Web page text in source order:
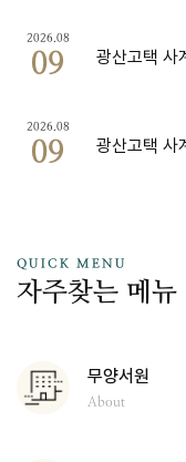
2026.08
09 광산고택 사
2026.08
09 광산고택 사
QUICK MENU
자주찾는 메뉴
무양서원
About